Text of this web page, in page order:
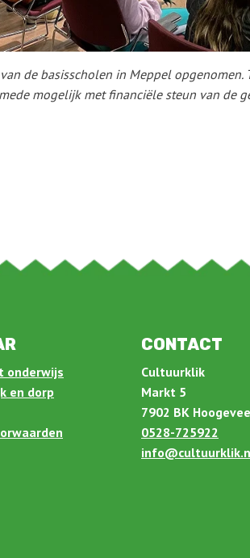
de basisscholen in Meppel opgenomen.
mogelijk met financiële steun van de
onderwijs
en dorp
CONTACT
Cultuurklik
Markt 5
7902 BK
0528-725922